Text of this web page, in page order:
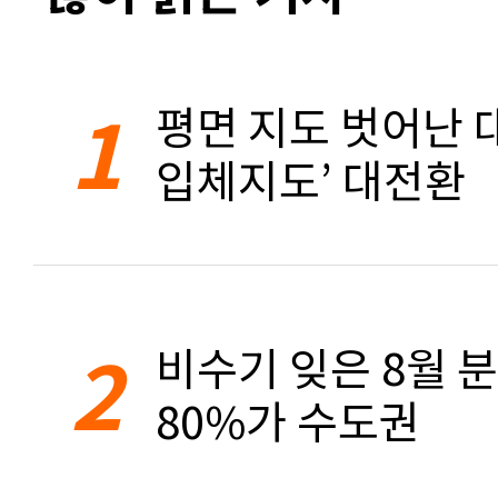
1 평면 지도 벗어난
입체지도’ 대전환
2 비수기 잊은 8월
80%가 수도권